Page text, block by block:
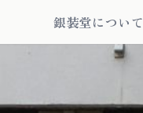
銀装堂について